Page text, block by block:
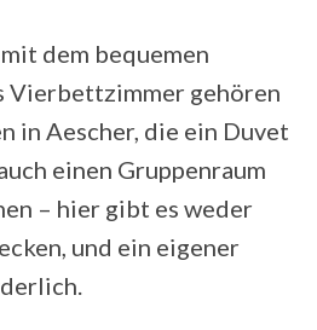
dem bequemen
Vierbettzimmer gehören
in Aescher, die ein Duvet
einen Gruppenraum
– hier gibt es weder
und ein eigener